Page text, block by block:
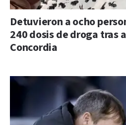
Detuvieron a ocho
240 dosis de droga tras
Concordia